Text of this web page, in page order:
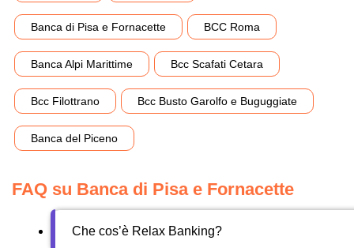
Banca di Pisa e Fornacette BCC Roma
Banca Alpi Marittime Bcc Scafati Cetara
Bcc Filottrano Bcc Busto Garolfo e Buguggiate
Banca del Piceno
FAQ su Banca di Pisa e Fornacette
Che cos’è Relax Banking?